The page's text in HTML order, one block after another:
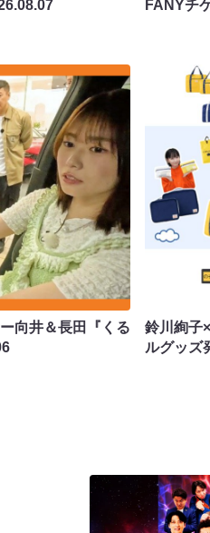
FANYチ
向井＆長田『くる
鈴川絢子
ルグッズ